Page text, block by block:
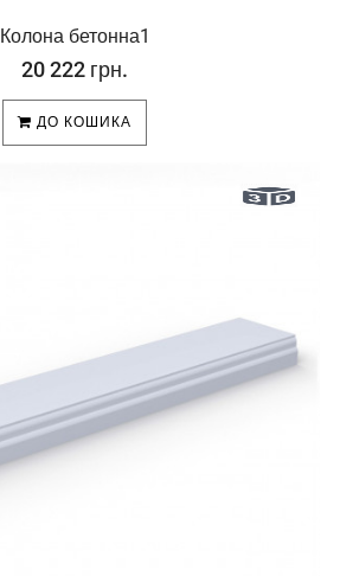
Колона бетонна1
20 222 грн.
ДО КОШИКА